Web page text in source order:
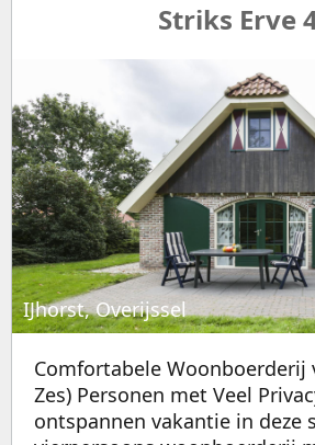
Striks Erve
IJhorst, Overijssel
Comfortabele Woonboerderij
Zes) Personen met Veel
ontspannen vakantie in deze